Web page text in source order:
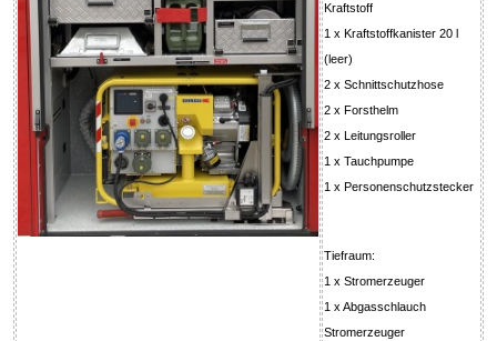
Kraftstoff
1 x Kraftstoffkanister 20 l
(leer)
2 x Schnittschutzhose
2 x Forsthelm
2 x Leitungsroller
1 x Tauchpumpe
1 x Personenschutzstecker
Tiefraum:
1 x Stromerzeuger
1 x Abgasschlauch
Stromerzeuger